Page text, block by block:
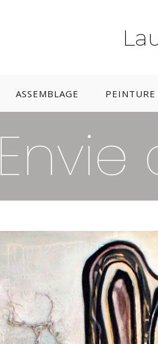
ASSEMBLAGE PEINTURE